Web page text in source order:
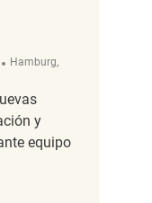
Ubicación
Hamburg,
y
equipo